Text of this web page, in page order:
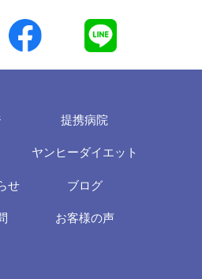
提携病院
ヤンヒーダイエット
せ ブログ
お客様の声